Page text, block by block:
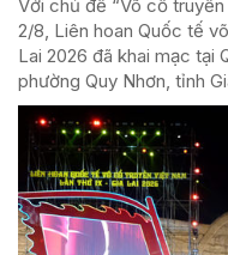
Với chủ đề “Võ cổ
2/8, Liên hoan Quốc tế
Lai 2026 đã khai mạc tại
phường Quy Nhơn, tỉnh